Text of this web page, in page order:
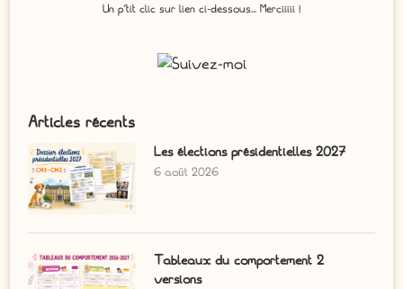
Un p'tit clic sur lien ci-dessous... Merciiiii !
Articles récents
Les élections présidentielles 2027
6 août 2026
Tableaux du comportement 2
versions